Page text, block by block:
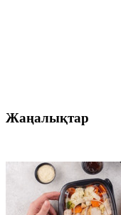
Жаңалықтар